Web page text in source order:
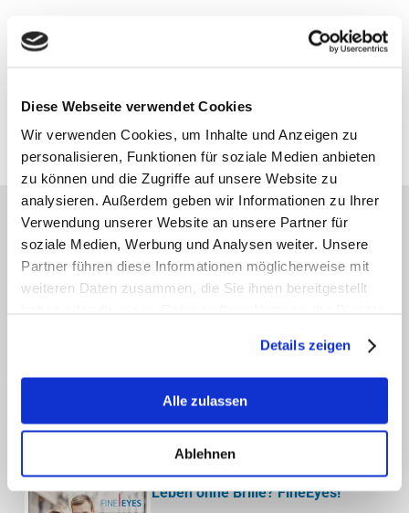
Diese Webseite verwendet Cookies
Wir verwenden Cookies, um Inhalte und Anzeigen zu
personalisieren, Funktionen für soziale Medien anbieten
zu können und die Zugriffe auf unsere Website zu
analysieren. Außerdem geben wir Informationen zu Ihrer
Verwendung unserer Website an unsere Partner für
soziale Medien, Werbung und Analysen weiter. Unsere
Partner führen diese Informationen möglicherweise mit
weiteren Daten zusammen, die Sie ihnen bereitgestellt
Details zeigen
Alle zulassen
Ablehnen
Ballindamm 37
20095 Hamburg
AKTUELLE THEMEN DER AOB
Gerötete, juckende oder brennende
Augen? In unserer Sicca-
Sprechstunde finden wir die Ursache
Ihrer trockenen Augen heraus und
aus.
Leben ohne Brille? FineEyes!